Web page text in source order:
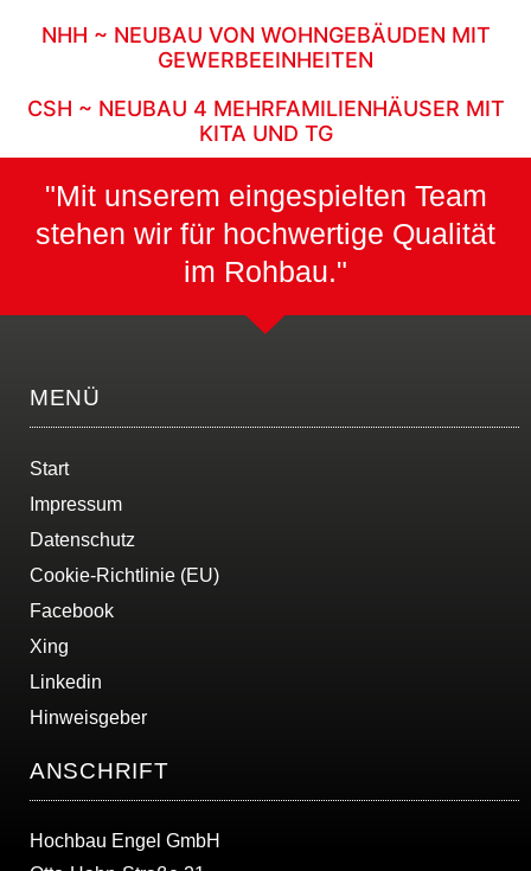
NHH ~ NEUBAU VON WOHNGEBÄUDEN MIT
GEWERBEEINHEITEN
CSH ~ NEUBAU 4 MEHRFAMILIENHÄUSER MIT
KITA UND TG
"Mit unserem eingespielten Team
stehen wir für hochwertige Qualität
im Rohbau."
MENÜ
Start
Impressum
Datenschutz
Cookie-Richtlinie (EU)
Facebook
Xing
Linkedin
Hinweisgeber
ANSCHRIFT
Hochbau Engel GmbH